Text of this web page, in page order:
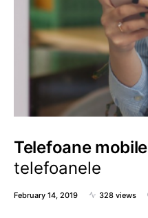
Telefoane mobile
telefoanele
February 14, 2019 328 views